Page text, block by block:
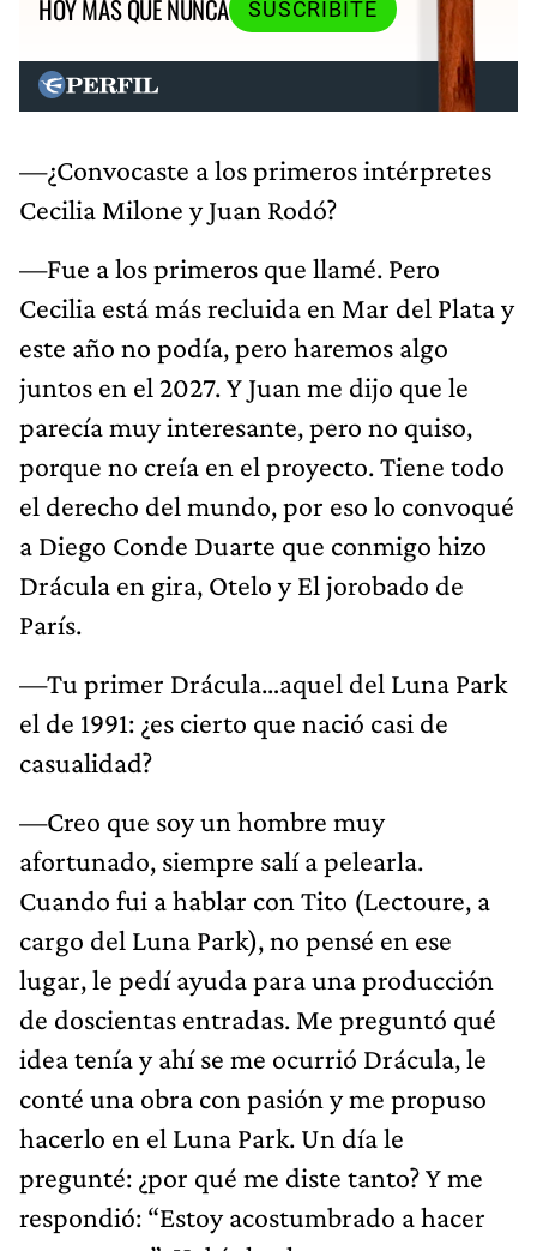
HOY MÁS QUE NUNCA
SUSCRIBITE
—¿Convocaste a los primeros intérpretes
Cecilia Milone y Juan Rodó?
—Fue a los primeros que llamé. Pero
Cecilia está más recluida en Mar del Plata y
este año no podía, pero haremos algo
juntos en el 2027. Y Juan me dijo que le
parecía muy interesante, pero no quiso,
porque no creía en el proyecto. Tiene todo
el derecho del mundo, por eso lo convoqué
a Diego Conde Duarte que conmigo hizo
Drácula en gira, Otelo y El jorobado de
París.
—Tu primer Drácula…aquel del Luna Park
el de 1991: ¿es cierto que nació casi de
casualidad?
—Creo que soy un hombre muy
afortunado, siempre salí a pelearla.
Cuando fui a hablar con Tito (Lectoure, a
cargo del Luna Park), no pensé en ese
lugar, le pedí ayuda para una producción
de doscientas entradas. Me preguntó qué
idea tenía y ahí se me ocurrió Drácula, le
conté una obra con pasión y me propuso
hacerlo en el Luna Park. Un día le
pregunté: ¿por qué me diste tanto? Y me
respondió: “Estoy acostumbrado a hacer